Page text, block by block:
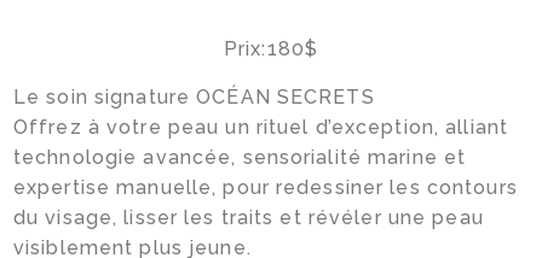
Prix:180$
Le soin signature OCÉAN SECRETS
Offrez à votre peau un rituel d’exception, alliant
technologie avancée, sensorialité marine et
expertise manuelle, pour redessiner les contours
du visage, lisser les traits et révéler une peau
visiblement plus jeune.
Magasinez
Boutique